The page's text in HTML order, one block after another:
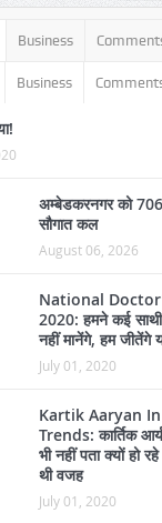
Business
Business
अम्बेडकरनगर को
सौगात कल
August 06, 2026
National
2020: हमने कई साथी
नहीं मानेंगे, हम जीतेंगे
July 01, 2020
Kartik Aaryan
Trends: कार्तिक
भी नहीं पता क्यों हो
थी वजह
July 01, 2020